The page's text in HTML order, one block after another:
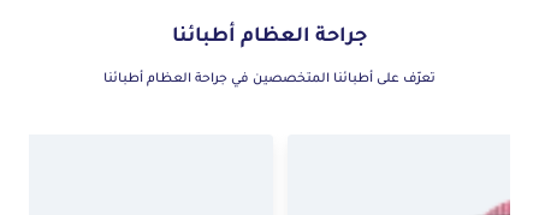
جراحة العظام أطبائنا
تعرّف على أطبائنا المتخصصين في جراحة العظام أطبائنا